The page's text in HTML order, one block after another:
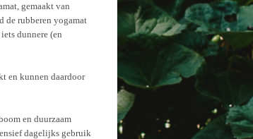
gemaakt van
de rubberen yogamat
dunnere (en
en kunnen daardoor
en duurzaam
dagelijks gebruik